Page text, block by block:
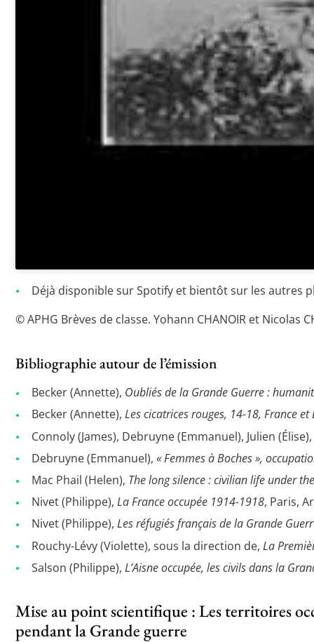
Déjà disponible sur Spotify et bientôt sur les autres
© APHG Brèves de classe. Yohann CHANOIR et Nicolas
Bibliographie autour de l’émission
Becker (Annette), Oubliés de la Grande Guerre :
Becker (Annette),Les cicatrices rouges, 14-18, France et
Connoly (James), Debruyne (Emmanuel), Julien
Debruyne (Emmanuel),« Femmes à Boches »,
Mac Phail (Helen), The long silence : civilian life under
Nivet (Philippe),La France occupée 1914-1918, Paris,
Nivet (Philippe),Les réfugiés français de la Grande
Rouchy-Lévy (Violette), sous la direction de,La
Salson (Philippe),L’Aisne occupée, les civils dans la
Mise au point scientifique : Les territoires
pendant la Grande guerre